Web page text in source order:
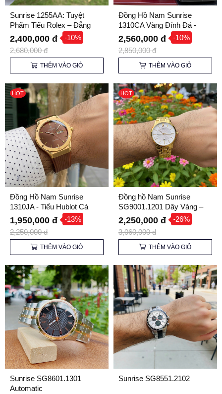
Sunrise 1255AA: Tuyệt
Phẩm Tiểu Rolex – Đẳng
Cấp Quý Ông Thành Đạt
2,400,000 đ -10%
2,680,000 đ
THÊM VÀO GIỎ
Đồng Hồ Nam Sunrise
1310CA Vàng Đính Đá -
Kính Sapphire, Dây Cao Su
Cao Cấp
2,560,000 đ -10%
2,850,000 đ
THÊM VÀO GIỎ
HOT
Đồng Hồ Nam Sunrise
1310JA - Tiểu Hublot Cá
Tính
1,950,000 đ -13%
2,250,000 đ
THÊM VÀO GIỎ
HOT
Đồng hồ Nam Sunrise
SG9001.1201 Dây Vàng –
Nâng tầm Phong cách Lịch
lãm
2,250,000 đ -26%
3,060,000 đ
THÊM VÀO GIỎ
Sunrise SG8601.1301
Automatic
Sunrise SG8551.2102